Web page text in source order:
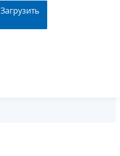
Загрузить